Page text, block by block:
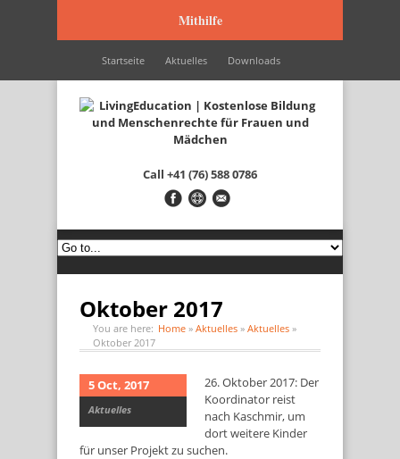
Mithilfe
Startseite Aktuelles Downloads
Wir werden unterstützt durch… Kontakt Italiano
Français English
Call +41 (76) 588 0786
Oktober 2017
You are here: Home » Aktuelles » Aktuelles »
Oktober 2017
5 Oct, 2017
Aktuelles
26. Oktober 2017: Der
Koordinator reist
nach Kaschmir, um
dort weitere Kinder
für unser Projekt zu suchen.